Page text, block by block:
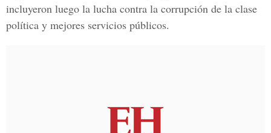
incluyeron luego la lucha contra la corrupción de la clase
política y mejores servicios públicos.